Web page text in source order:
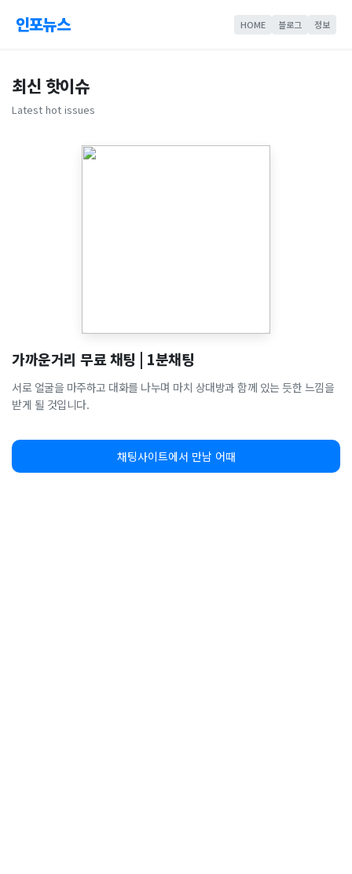
인포뉴스 HOME 블로그 정보
최신 핫이슈
Latest hot issues
가까운거리 무료 채팅 | 1분채팅
서로 얼굴을 마주하고 대화를 나누며 마치 상대방과 함께 있는 듯한 느낌을
받게 될 것입니다.
채팅사이트에서 만남 어때